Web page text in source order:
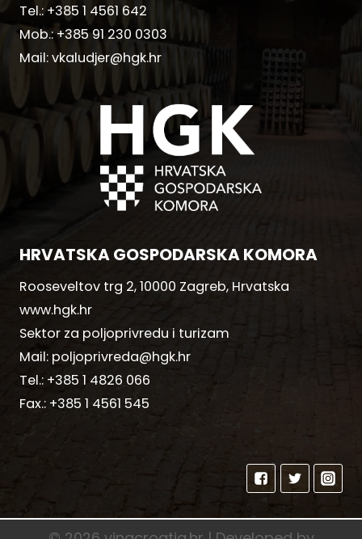
Tel.:+385 1 4561 642
Mob.: +385 91 230 0303
Mail:vkaludjer@hgk.hr
HRVATSKA GOSPODARSKA KOMORA
Rooseveltov trg 2, 10000 Zagreb, Hrvatska
www.hgk.hr
Sektor za poljoprivredu i turizam
Mail: poljoprivreda@hgk.hr
Tel.: +385 1 4826 066
Fax.: +385 1 4561 545